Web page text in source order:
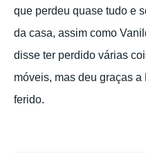
que perdeu quase tudo e
da casa, assim como
disse ter perdido várias
móveis, mas deu graças
ferido.